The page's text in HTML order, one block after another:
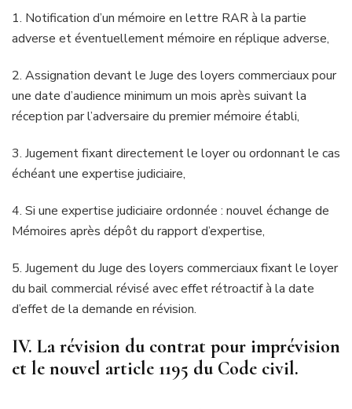
1. Notification d’un mémoire en lettre RAR à la partie
adverse et éventuellement mémoire en réplique adverse,
2. Assignation devant le Juge des loyers commerciaux pour
une date d’audience minimum un mois après suivant la
réception par l’adversaire du premier mémoire établi,
3. Jugement fixant directement le loyer ou ordonnant le cas
échéant une expertise judiciaire,
4. Si une expertise judiciaire ordonnée : nouvel échange de
Mémoires après dépôt du rapport d’expertise,
5. Jugement du Juge des loyers commerciaux fixant le loyer
du bail commercial révisé avec effet rétroactif à la date
d’effet de la demande en révision.
IV. La révision du contrat pour imprévision
et le nouvel article 1195 du Code civil.